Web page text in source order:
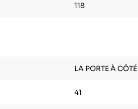
118
LA PORTE À CÔTÉ
41